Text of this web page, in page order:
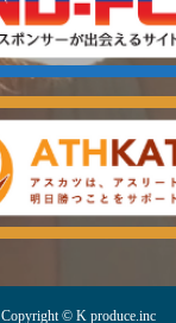
Copyright © K produce.inc